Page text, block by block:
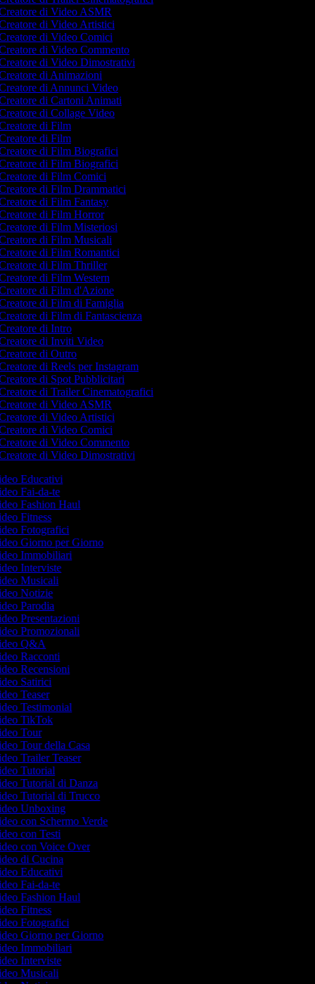
di Video ASMR
di Video Artistici
di Video Comici
di Video Commento
di Video Dimostrativi
di Animazioni
di Annunci Video
di Cartoni Animati
di Collage Video
di Film
di Film
di Film Biografici
di Film Biografici
di Film Comici
di Film Drammatici
di Film Fantasy
di Film Horror
di Film Misteriosi
di Film Musicali
di Film Romantici
di Film Thriller
di Film Western
di Film d'Azione
di Film di Famiglia
di Film di Fantascienza
di Intro
di Inviti Video
di Outro
di Reels per Instagram
di Spot Pubblicitari
di Trailer Cinematografici
di Video ASMR
di Video Artistici
di Video Comici
di Video Commento
di Video Dimostrativi
Educativi
Fai-da-te
Fashion Haul
Fitness
Fotografici
Giorno per Giorno
Immobiliari
Interviste
Musicali
Notizie
Parodia
Presentazioni
Promozionali
Q&A
Racconti
Recensioni
Satirici
Teaser
Testimonial
TikTok
Tour
Tour della Casa
Trailer Teaser
Tutorial
Tutorial di Danza
Tutorial di Trucco
Unboxing
con Schermo Verde
con Testi
con Voice Over
di Cucina
Educativi
Fai-da-te
Fashion Haul
Fitness
Fotografici
Giorno per Giorno
Immobiliari
Interviste
Musicali